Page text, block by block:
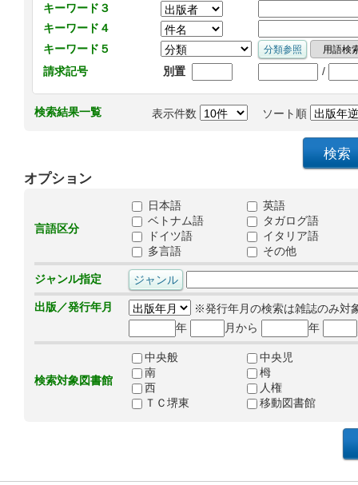
キーワード３
キーワード４
キーワード５
請求記号
別置 /
検索結果一覧 表示件数 ソート順
オプション
言語区分
日本語
英語
ベトナム語
タガログ語
ドイツ語
イタリア語
多言語
その他
ジャンル指定
出版／発行年月
※発行年月の検索は雑誌のみ対
年
月から 年
検索対象図書館
中央般
中央児
南
栂
西
人権
ＴＣ堺東
移動図書館